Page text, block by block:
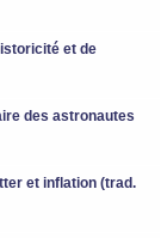
et de
des astronautes
et inflation (trad.